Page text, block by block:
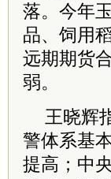
落。今年
品、饲用
远期期货
弱。
王晓辉
警体系基
提高；中